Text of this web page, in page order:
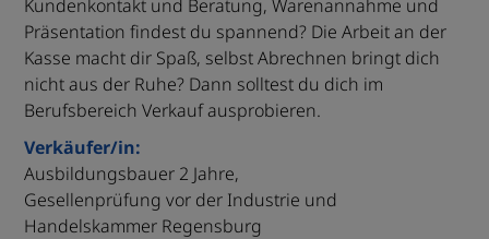
Kundenkontakt und Beratung, Warenannahme und
Präsentation findest du spannend? Die Arbeit an der
Kasse macht dir Spaß, selbst Abrechnen bringt dich
nicht aus der Ruhe? Dann solltest du dich im
Berufsbereich Verkauf ausprobieren.
Verkäufer/in:
Ausbildungsbauer 2 Jahre,
Gesellenprüfung vor der Industrie und
Handelskammer Regensburg